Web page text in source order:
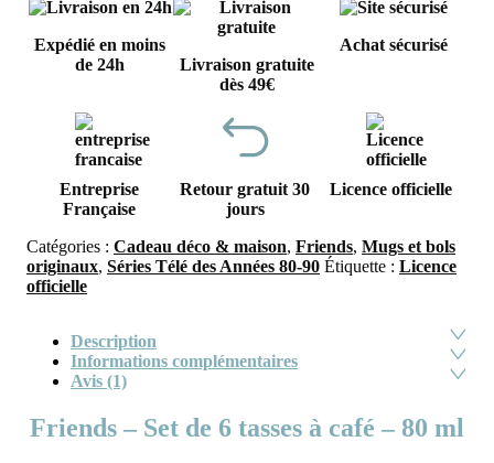
Expédié en moins
de 24h
Livraison gratuite
dès 49€
Achat sécurisé
Entreprise
Française
Retour gratuit 30
jours
Licence officielle
Catégories : Cadeau déco & maison, Friends, Mugs et bols
originaux, Séries Télé des Années 80-90 Étiquette : Licence
officielle
Description
Informations complémentaires
Avis (1)
Friends – Set de 6 tasses à café – 80 ml